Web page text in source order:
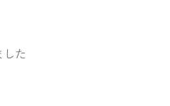
した